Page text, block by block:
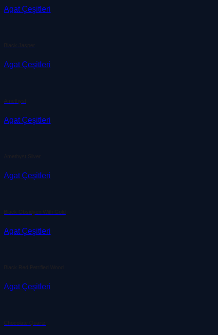
Agat Çeşitleri
Black Jasper
Agat Çeşitleri
Amethyst
Agat Çeşitleri
Amethyst Silver
Agat Çeşitleri
Black Obsidyen With Gold
Agat Çeşitleri
Black Red Petrified Wood
Agat Çeşitleri
Chocolate Quartz